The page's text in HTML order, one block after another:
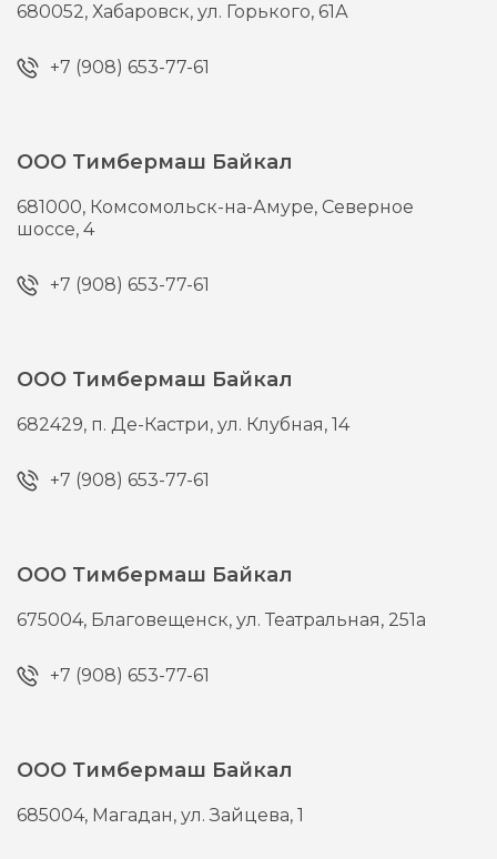
680052,Хабаровск,ул. Горького, 61А
+7 (908) 653-77-61
ООО Тимбермаш Байкал
681000, Комсомольск-на-Амуре, Северное
шоссе, 4
+7 (908) 653-77-61
ООО Тимбермаш Байкал
682429, п. Де-Кастри,ул. Клубная, 14
+7 (908) 653-77-61
ООО Тимбермаш Байкал
675004, Благовещенск,ул. Театральная, 251а
+7 (908) 653-77-61
ООО Тимбермаш Байкал
685004, Магадан,ул. Зайцева, 1